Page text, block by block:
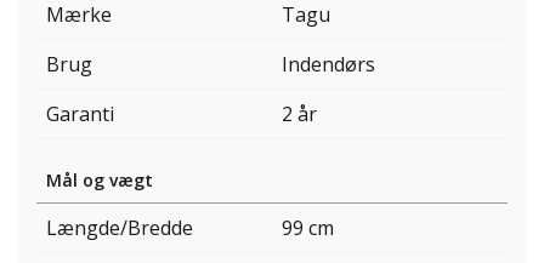
Mærke
Tagu
Brug
Indendørs
Garanti
2 år
Mål og vægt
Længde/Bredde
99 cm